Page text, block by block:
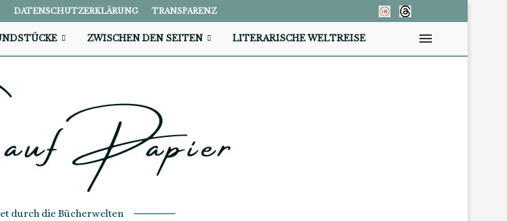
DATENSCHUTZERKLÄRUNG TRANSPARENZ
ZWISCHEN DEN SEITEN LITERARISCHE WELTREISE
durch die Bücherwelten